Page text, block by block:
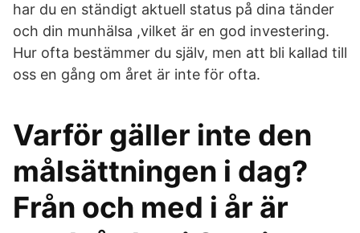
har du en ständigt aktuell status på dina tänder
och din munhälsa ,vilket är en god investering.
Hur ofta bestämmer du själv, men att bli kallad till
oss en gång om året är inte för ofta.
Varför gäller inte den
målsättningen i dag?
Från och med i år är